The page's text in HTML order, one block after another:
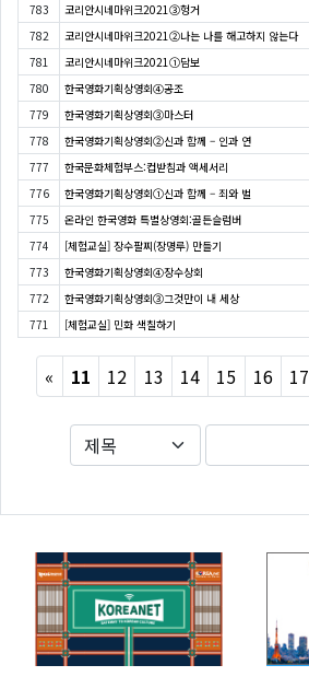
783
코리안시네마위크2021③헝거
782
코리안시네마위크2021②나는 나를 해고하지 않는다
781
코리안시네마위크2021①담보
780
한국영화기획상영회④공조
779
한국영화기획상영회③마스터
778
한국영화기획상영회②신과 함께 – 인과 연
777
한국문화체험부스:컵받침과 액세서리
776
한국영화기획상영회①신과 함께 – 죄와 벌
775
온라인 한국영화 특별상영회:골든슬럼버
774
[체험교실] 장수팔찌(장명루) 만들기
773
한국영화기획상영회④장수상회
772
한국영화기획상영회③그것만이 내 세상
771
[체험교실] 민화 색칠하기
« Previous
11 12 13 14 15 16 17